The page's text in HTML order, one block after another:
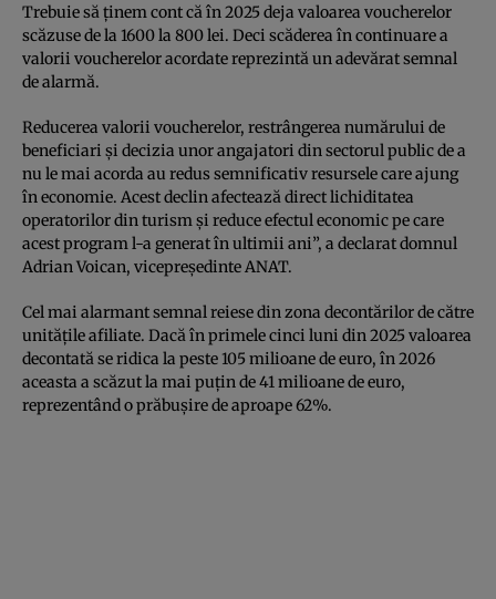
Trebuie să ținem cont că în 2025 deja valoarea voucherelor
scăzuse de la 1600 la 800 lei. Deci scăderea în continuare a
valorii voucherelor acordate reprezintă un adevărat semnal
de alarmă.
Reducerea valorii voucherelor, restrângerea numărului de
beneficiari și decizia unor angajatori din sectorul public de a
nu le mai acorda au redus semnificativ resursele care ajung
în economie. Acest declin afectează direct lichiditatea
operatorilor din turism și reduce efectul economic pe care
acest program l-a generat în ultimii ani”, a declarat domnul
Adrian Voican, vicepreședinte ANAT.
Cel mai alarmant semnal reiese din zona decontărilor de către
unitățile afiliate. Dacă în primele cinci luni din 2025 valoarea
decontată se ridica la peste 105 milioane de euro, în 2026
aceasta a scăzut la mai puțin de 41 milioane de euro,
reprezentând o prăbușire de aproape 62%.